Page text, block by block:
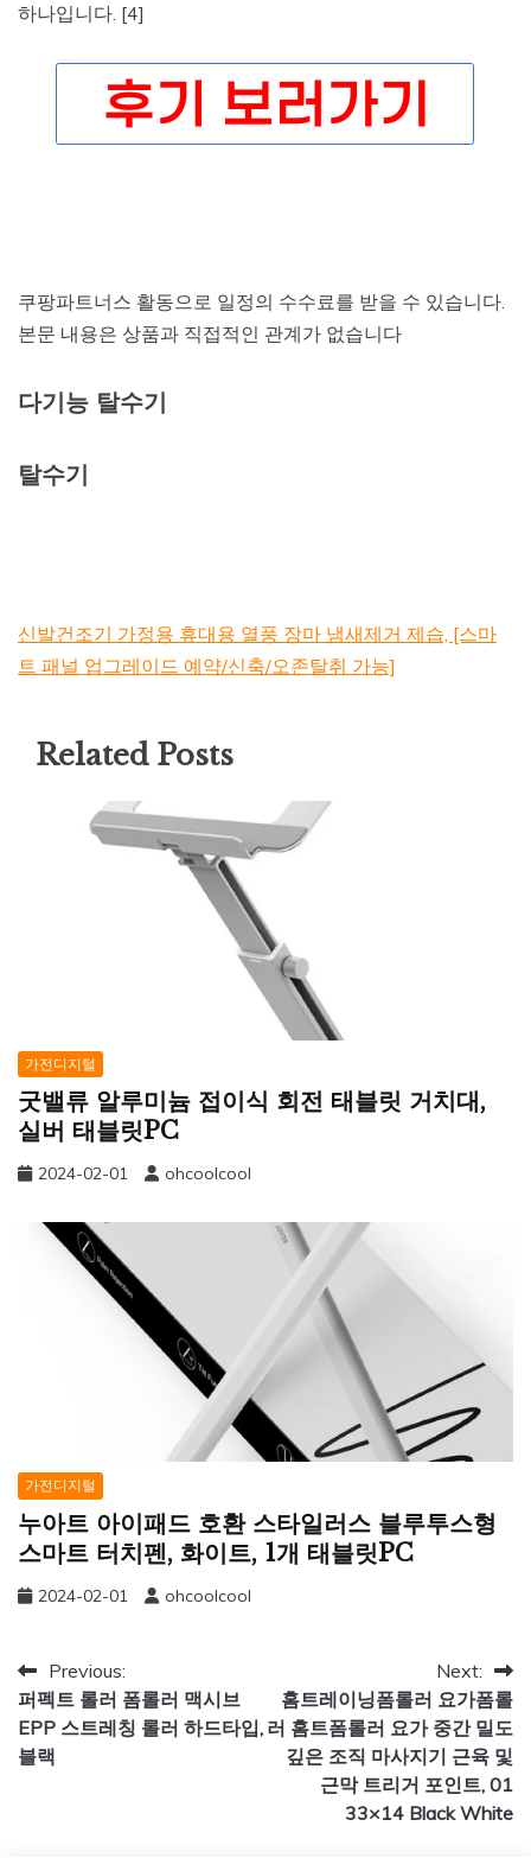
하나입니다. [4]
쿠팡파트너스 활동으로 일정의 수수료를 받을 수 있습니다.
본문 내용은 상품과 직접적인 관계가 없습니다
다기능 탈수기
탈수기
신발건조기 가정용 휴대용 열풍 장마 냄새제거 제습, [스마
트 패널 업그레이드 예약/신축/오존탈취 가능]
Related Posts
가전디지털
굿밸류 알루미늄 접이식 회전 태블릿 거치대,
실버 태블릿PC
2024-02-01 ohcoolcool
가전디지털
누아트 아이패드 호환 스타일러스 블루투스형
스마트 터치펜, 화이트, 1개 태블릿PC
2024-02-01 ohcoolcool
글
탐
색
Previous:
퍼펙트 롤러 폼롤러 맥시브
EPP 스트레칭 롤러 하드타입,
블랙
Next:
홈트레이닝폼롤러 요가폼롤
러 홈트폼롤러 요가 중간 밀도
깊은 조직 마사지기 근육 및
근막 트리거 포인트, 01
33×14 Black White